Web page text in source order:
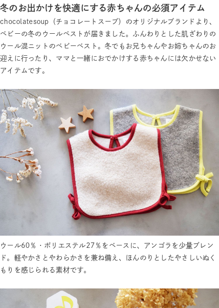
冬のお出かけを快適にする赤ちゃんの必須アイテム
chocolatesoup（チョコレートスープ）のオリジナルブランドより、
ベビーの冬のウールベストが届きました。ふんわりとした肌ざわりの
ウール混ニットのベビーベスト。冬でもお兄ちゃんやお姉ちゃんのお
迎えに行ったり、ママと一緒におでかけする赤ちゃんには欠かせない
アイテムです。
ウール60％・ポリエステル27％をベースに、アンゴラを少量ブレン
ド。軽やかさとやわらかさを兼ね備え、ほんのりとしたやさしいぬく
もりを感じられる素材です。